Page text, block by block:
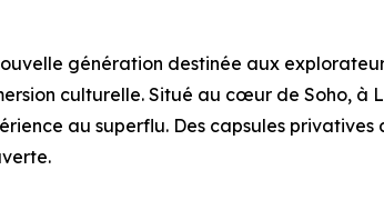
génération destinée aux
culturelle. Situé au cœur de Soho, à
au superflu. Des capsules